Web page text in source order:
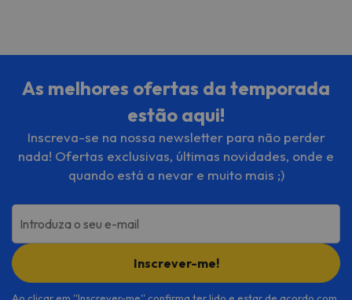
As melhores ofertas da temporada
estão aqui!
Inscreva-se na nossa newsletter para não perder
nada! Ofertas exclusivas, últimas novidades, onde e
quando está a nevar e muito mais ;)
Introduza o seu e-mail
Inscrever-me!